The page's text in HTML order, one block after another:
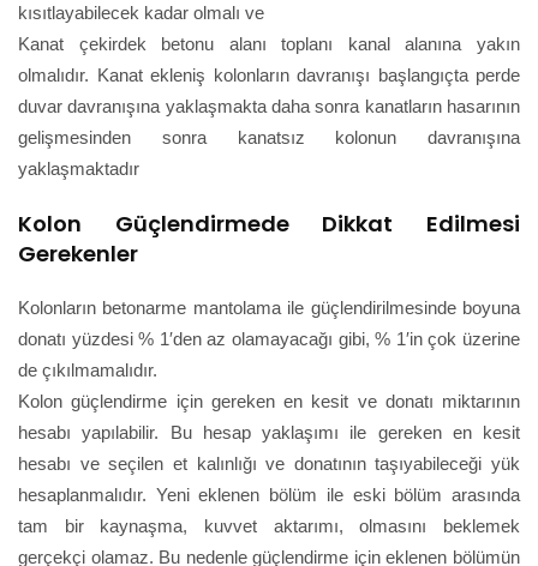
kısıtlayabilecek kadar olmalı ve
Kanat çekirdek betonu alanı toplanı kanal alanına yakın
olmalıdır. Kanat ekleniş kolonların davranışı başlangıçta perde
duvar davranışına yaklaşmakta daha sonra kanatların hasarının
gelişmesinden sonra kanatsız kolonun davranışına
yaklaşmaktadır
Kolon Güçlendirmede Dikkat Edilmesi
Gerekenler
Kolonların betonarme mantolama ile güçlendirilmesinde boyuna
donatı yüzdesi % 1′den az olamayacağı gibi, % 1′in çok üzerine
de çıkılmamalıdır.
Kolon güçlendirme için gereken en kesit ve donatı miktarının
hesabı yapılabilir. Bu hesap yaklaşımı ile gereken en kesit
hesabı ve seçilen et kalınlığı ve donatının taşıyabileceği yük
hesaplanmalıdır. Yeni eklenen bölüm ile eski bölüm arasında
tam bir kaynaşma, kuvvet aktarımı, olmasını beklemek
gerçekçi olamaz. Bu nedenle güçlendirme için eklenen bölümün